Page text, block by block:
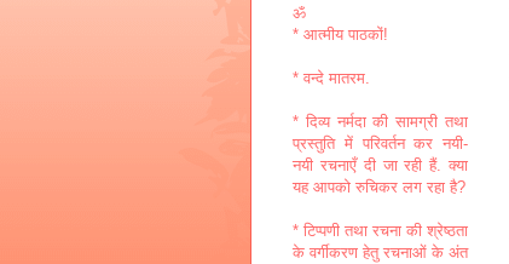
ॐ
* आत्मीय पाठकों!
* वन्दे मातरम.
* दिव्य नर्मदा की सामग्री तथा
प्रस्तुति में परिवर्तन कर नयी-
नयी रचनाएँ दी जा रही हैं. क्या
यह आपको रुचिकर लग रहा है?
* टिप्पणी तथा रचना की श्रेष्ठता
के वर्गीकरण हेतु रचनाओं के अंत